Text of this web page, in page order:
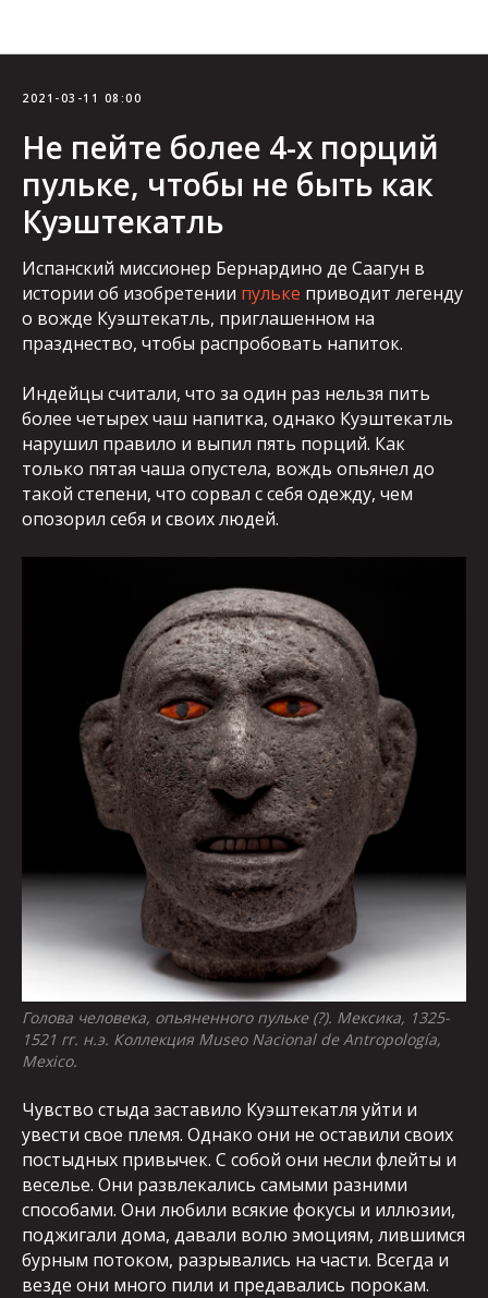
2021-03-11 08:00
Не пейте более 4-х порций
пульке, чтобы не быть как
Куэштекатль
Испанский миссионер Бернардино де Саагун в
истории об изобретении пульке приводит легенду
о вожде Куэштекатль, приглашенном на
празднество, чтобы распробовать напиток.
Индейцы считали, что за один раз нельзя пить
более четырех чаш напитка, однако Куэштекатль
нарушил правило и выпил пять порций. Как
только пятая чаша опустела, вождь опьянел до
такой степени, что сорвал с себя одежду, чем
опозорил себя и своих людей.
Голова человека, опьяненного пульке (?). Мексика, 1325-
1521 гг. н.э. Коллекция Museo Nacional de Antropología,
Mexico.
Чувство стыда заставило Куэштекатля уйти и
увести свое племя. Однако они не оставили своих
постыдных привычек. С собой они несли флейты и
веселье. Они развлекались самыми разними
способами. Они любили всякие фокусы и иллюзии,
поджигали дома, давали волю эмоциям, лившимся
бурным потоком, разрывались на части. Всегда и
везде они много пили и предавались порокам.